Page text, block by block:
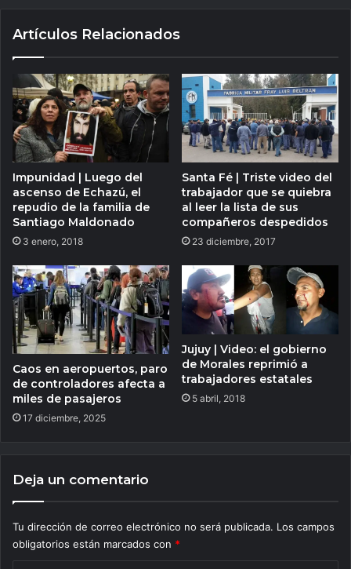
Artículos Relacionados
Impunidad | Luego del
ascenso de Echazú, el
repudio de la familia de
Santiago Maldonado
3 enero, 2018
Santa Fé | Triste video del
trabajador que se quiebra
al leer la lista de sus
compañeros despedidos
23 diciembre, 2017
Caos en aeropuertos, paro
de controladores afecta a
miles de pasajeros
17 diciembre, 2025
Jujuy | Video: el gobierno
de Morales reprimió a
trabajadores estatales
5 abril, 2018
Deja un comentario
Tu dirección de correo electrónico no será publicada. Los campos
obligatorios están marcados con *